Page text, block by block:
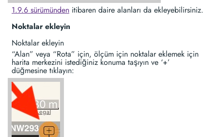
1.9.6 sürümünden itibaren daire alanları da ekleyebilirsiniz.
Noktalar ekleyin
Noktalar ekleyin
“Alan” veya “Rota” için, ölçüm için noktalar eklemek için
harita merkezini istediğiniz konuma taşıyın ve ‘+’
düğmesine tıklayın: